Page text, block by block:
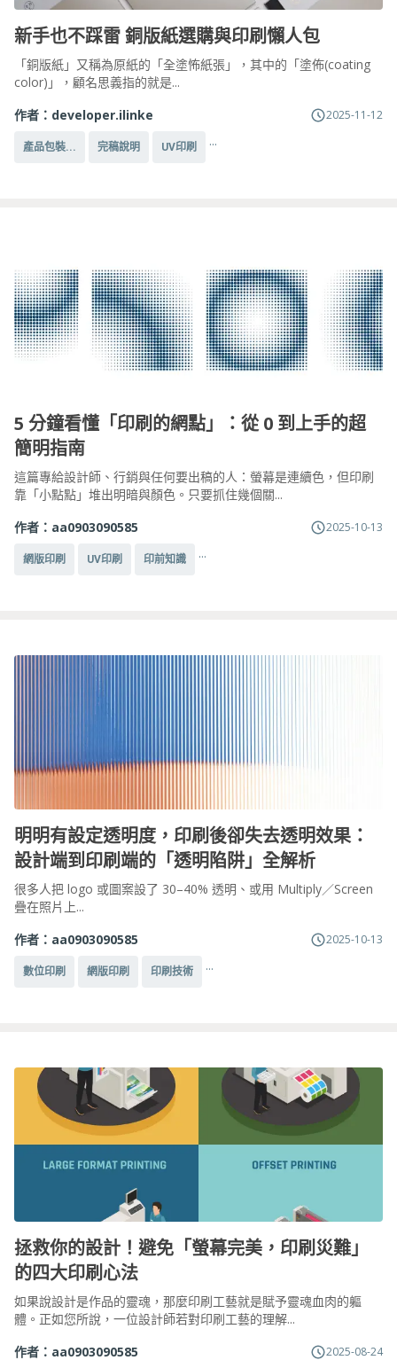
新手也不踩雷 銅版紙選購與印刷懶人包
「銅版紙」又稱為原紙的「全塗怖紙張」，其中的「塗佈(coating
color)」，顧名思義指的就是...
作者： developer.ilinke 2025-11-12
產品包裝... 完稿說明 UV印刷 ...
5 分鐘看懂「印刷的網點」：從 0 到上手的超
簡明指南
這篇專給設計師、行銷與任何要出稿的人：螢幕是連續色，但印刷
靠「小點點」堆出明暗與顏色。只要抓住幾個關...
作者： aa0903090585 2025-10-13
網版印刷 UV印刷 印前知識 ...
明明有設定透明度，印刷後卻失去透明效果：
設計端到印刷端的「透明陷阱」全解析
很多人把 logo 或圖案設了 30–40% 透明、或用 Multiply／Screen
疊在照片上...
作者： aa0903090585 2025-10-13
數位印刷 網版印刷 印刷技術 ...
拯救你的設計！避免「螢幕完美，印刷災難」
的四大印刷心法
如果說設計是作品的靈魂，那麼印刷工藝就是賦予靈魂血肉的軀
體。正如您所說，一位設計師若對印刷工藝的理解...
作者： aa0903090585 2025-08-24